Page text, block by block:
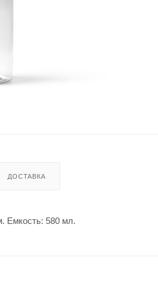
ДОСТАВКА
Емкость: 580 мл.